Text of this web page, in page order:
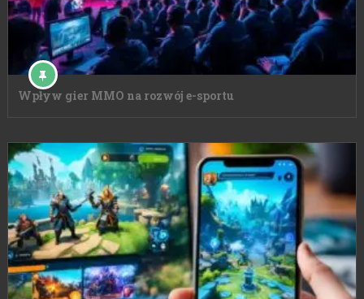
Wpływ gier MMO na rozwój e-sportu